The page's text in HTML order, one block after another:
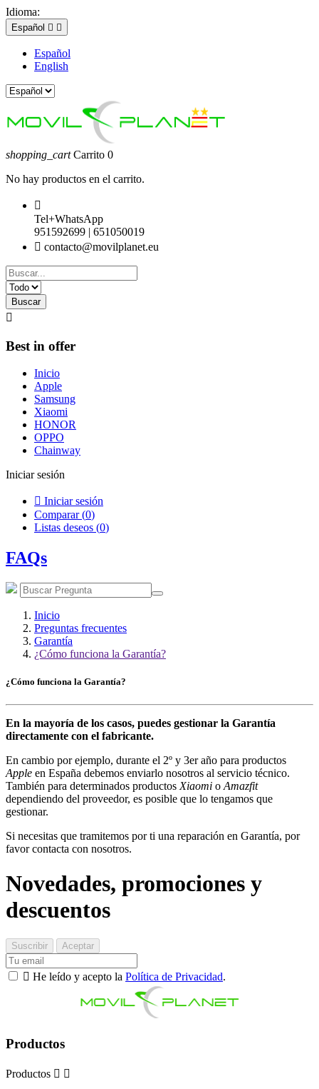
Idioma:
Español  
Español
English
shopping_cart Carrito 0
No hay productos en el carrito.

Tel+WhatsApp
951592699 | 651050019
 contacto@movilplanet.eu
Buscar

Best in offer
Inicio
Apple
Samsung
Xiaomi
HONOR
OPPO
Chainway
Iniciar sesión
 Iniciar sesión
Comparar (0)
Listas deseos (0)
FAQs
Inicio
Preguntas frecuentes
Garantía
¿Cómo funciona la Garantía?
¿Cómo funciona la Garantía?
En la mayoría de los casos, puedes gestionar la Garantía
directamente con el fabricante.
En cambio por ejemplo, durante el 2º y 3er año para productos
Apple en España debemos enviarlo nosotros al servicio técnico.
También para determinados productos Xiaomi o Amazfit
dependiendo del proveedor, es posible que lo tengamos que
gestionar.
Si necesitas que tramitemos por ti una reparación en Garantía, por
favor contacta con nosotros.
Novedades, promociones y
descuentos
 He leído y acepto la Política de Privacidad.
Productos
Productos  